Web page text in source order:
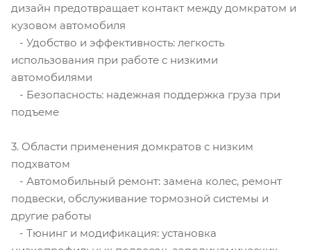
дизайн предотвращает контакт между домкратом и
кузовом автомобиля
- Удобство и эффективность: легкость
использования при работе с низкими
автомобилями
- Безопасность: надежная поддержка груза при
подъеме
3. Области применения домкратов с низким
подхватом
- Автомобильный ремонт: замена колес, ремонт
подвески, обслуживание тормозной системы и
другие работы
- Тюнинг и модификация: установка